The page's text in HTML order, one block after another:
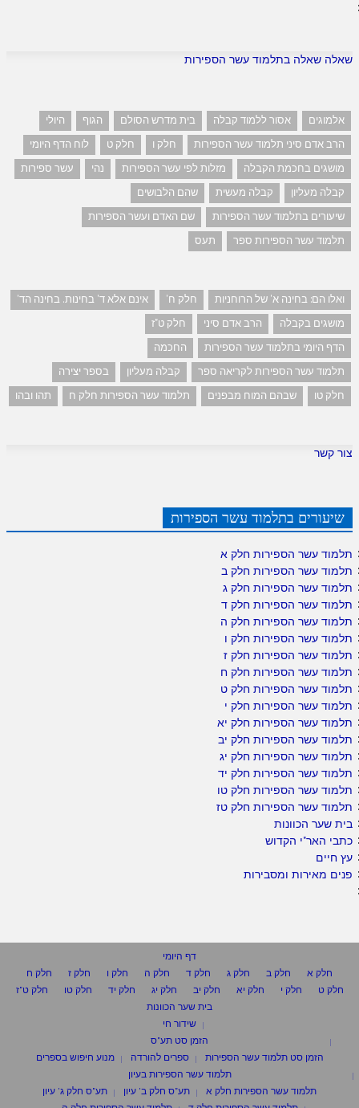
שאלה שאלה בתלמוד עשר הספירות
אלמוגים אסור ללמוד קבלה בית מדרש הסולם הגוף
היולי
הרב אדם סיני תלמוד עשר הספירות
חלק ו חלק ט
לוח הדף היומי
מושגים בחכמת הקבלה
מזלות לפי עשר הספירות נהי
עשר ספירות
קבלה מעליון
קבלה מעשית
שהם הלבושים
שיעורים בתלמוד עשר הספירות
שם האדם ועשר הספירות
תלמוד עשר הספירות ספר
תעס
ואלו הם: בחינה א' של הרוחניות חלק ח'
אינם אלא ד' בחינות. בחינה הד'
מושגים בקבלה
הרב אדם סיני
חלק ט"ז
הדף היומי בתלמוד עשר הספירות
החכמה
תלמוד עשר הספירות לקריאה ספר
קבלה מעליון
בספר יצירה
חלק טו
שבהם המוח מבפנים תלמוד עשר הספירות חלק ח תהו ובהו
צור קשר
שיעורים בתלמוד עשר הספירות
תלמוד עשר הספירות חלק א
תלמוד עשר הספירות חלק ב
תלמוד עשר הספירות חלק ג
תלמוד עשר הספירות חלק ד
תלמוד עשר הספירות חלק ה
תלמוד עשר הספירות חלק ו
תלמוד עשר הספירות חלק ז
תלמוד עשר הספירות חלק ח
תלמוד עשר הספירות חלק ט
תלמוד עשר הספירות חלק י
תלמוד עשר הספירות חלק יא
תלמוד עשר הספירות חלק יב
תלמוד עשר הספירות חלק יג
תלמוד עשר הספירות חלק יד
תלמוד עשר הספירות חלק טו
תלמוד עשר הספירות חלק טז
בית שער הכוונות
כתבי האר"י הקדוש
עץ חיים
פנים מאירות ומסבירות
דף היומי
חלק א
חלק ב חלק ג חלק ד חלק ה חלק ו חלק ז
חלק ח
חלק ט
חלק י חלק יא חלק יב חלק יג חלק יד חלק טו
חלק ט"ז
בית שער הכוונות
שידור חי
הזמן סט תע"ס
הזמן סט תלמוד עשר הספירות
ספרים להורדה
מנוע חיפוש בספרים
תלמוד עשר הספירות בעיון
תלמוד עשר הספירות חלק א
תע"ס חלק ב' עיון
תע"ס חלק ג' עיון